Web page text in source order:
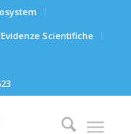
Evidenze Scientifiche